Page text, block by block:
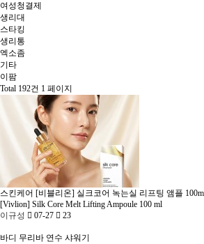
여성청결제
생리대
스타킹
생리통
엑소좀
기타
이팜
Total 192건 1 페이지
스킨케어 [비블리온] 실크코어 녹는실 리프팅 앰플
[Vivlion] Silk Core Melt Lifting Ampoule 100 ml
이규성
07-27 23
바디 무리바 연수 샤워기